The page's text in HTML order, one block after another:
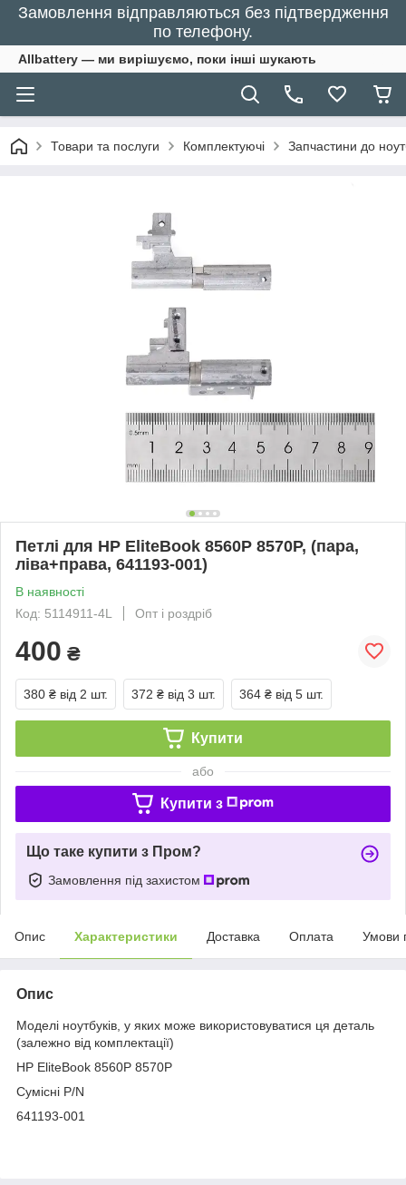
Замовлення відправляються без підтвердження
по телефону.
Allbattery — ми вирішуємо, поки інші шукають
Товари та послуги Комплектуючі Запчастини до
Петлі для HP EliteBook 8560P 8570P, (пара,
ліва+права, 641193-001)
В наявності
Код: 5114911-4L
Опт і роздріб
400 ₴
380 ₴ від 2 шт. 372 ₴ від 3 шт. 364 ₴ від 5 шт.
Купити
або
Купити з
Що таке купити з Пром?
Замовлення під захистом
Опис Характеристики Доставка Оплата Умови
Опис
Моделі ноутбуків, у яких може використовуватися ця деталь
(залежно від комплектації)
HP EliteBook 8560P 8570P
Сумісні P/N
641193-001